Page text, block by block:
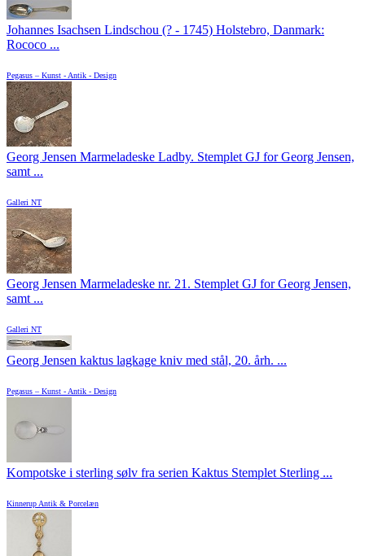
Johannes Isachsen Lindschou (? - 1745) Holstebro, Danmark:
Rococo ...
Pegasus – Kunst - Antik - Design
Georg Jensen Marmeladeske Ladby. Stemplet GJ for Georg Jensen,
samt ...
Galleri NT
Georg Jensen Marmeladeske nr. 21. Stemplet GJ for Georg Jensen,
samt ...
Galleri NT
Georg Jensen kaktus lagkage kniv med stål, 20. årh. ...
Pegasus – Kunst - Antik - Design
Kompotske i sterling sølv fra serien Kaktus Stemplet Sterling ...
Kinnerup Antik & Porcelæn